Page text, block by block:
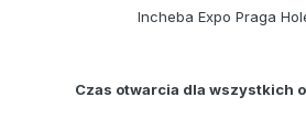
Incheba Expo Praga
Czas otwarcia dla wszystkich